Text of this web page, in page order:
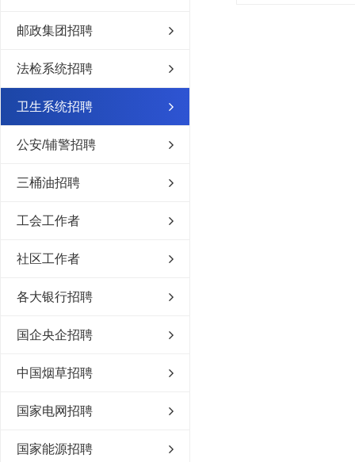
邮政集团招聘
法检系统招聘
卫生系统招聘
公安/辅警招聘
三桶油招聘
工会工作者
社区工作者
各大银行招聘
国企央企招聘
中国烟草招聘
国家电网招聘
国家能源招聘